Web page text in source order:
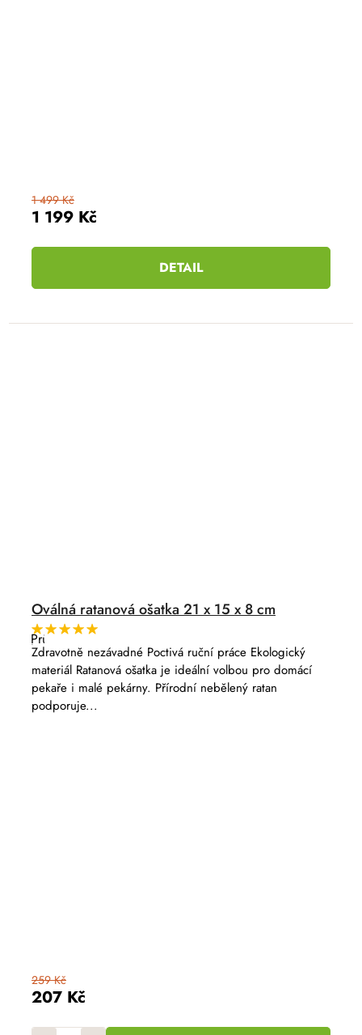
1 199 Kč
1 499 Kč
DETAIL
Oválná ratanová ošatka 21 x 15 x 8 cm
Průměrné
hodnocení
produktu
je
5,0
z
5
hvězdiček.
207 Kč
259 Kč
Zdravotně nezávadné Poctivá ruční práce Ekologický
materiál Ratanová ošatka je ideální volbou pro domácí
pekaře i malé pekárny. Přírodní nebělený ratan
podporuje...